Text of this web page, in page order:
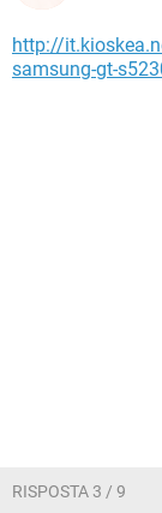
http://
samsung-gt-
RISPOSTA 3 / 9